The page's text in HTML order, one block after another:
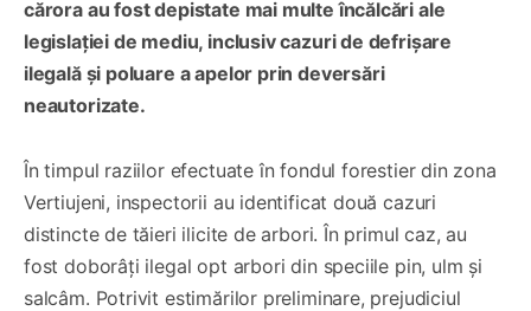
cărora au fost depistate mai multe încălcări ale
legislației de mediu, inclusiv cazuri de defrișare
ilegală și poluare a apelor prin deversări
neautorizate.
În timpul raziilor efectuate în fondul forestier din zona
Vertiujeni, inspectorii au identificat două cazuri
distincte de tăieri ilicite de arbori. În primul caz, au
fost doborâți ilegal opt arbori din speciile pin, ulm și
salcâm. Potrivit estimărilor preliminare, prejudiciul